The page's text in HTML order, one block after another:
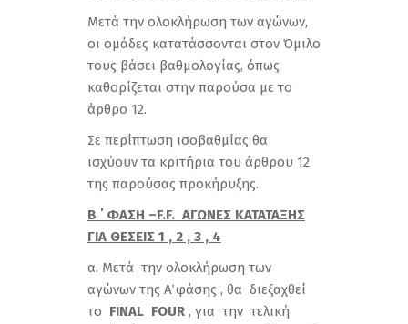
Μετά την ολοκλήρωση των αγώνων,
οι ομάδες κατατάσσονται στον Όμιλο
τους βάσει βαθμολογίας, όπως
καθορίζεται στην παρούσα με το
άρθρο 12.
Σε περίπτωση ισοβαθμίας θα
ισχύουν τα κριτήρια του άρθρου 12
της παρούσας προκήρυξης.
Β ΄ ΦΑΣΗ –F.F. ΑΓΩΝΕΣ ΚΑΤΑΤΑΞΗΣ
ΓΙΑ ΘΕΣΕΙΣ 1 , 2 , 3 , 4
α. Μετά την ολοκλήρωση των
αγώνων της Α΄ φάσης , θα διεξαχθεί
το FINAL FOUR , για την τελική